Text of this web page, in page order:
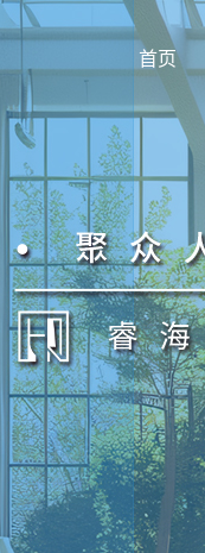
首页